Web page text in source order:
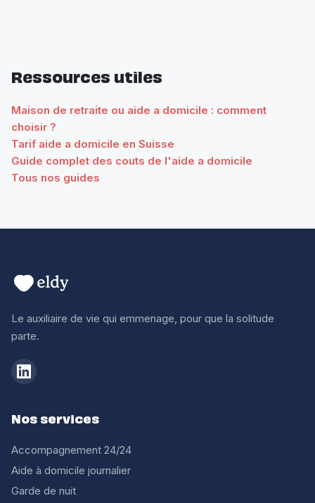
Ressources utiles
Maison de retraite ou aide a domicile : comment
choisir ?
Tarif aide a domicile en Suisse
Guide complet des couts de l'aide a domicile
Tous nos guides
Le auxiliaire de vie qui emmenage, pour que la solitude
parte.
Nos services
Accompagnement 24/24
Aide à domicile journalier
Garde de nuit